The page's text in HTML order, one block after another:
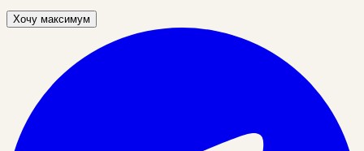
Хочу максимум